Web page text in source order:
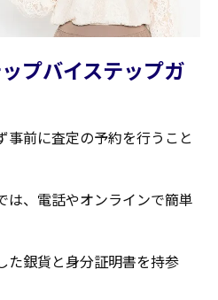
プバイステップガ
事前に査定の予約を行うこと
は、電話やオンラインで簡単
た銀貨と身分証明書を持参